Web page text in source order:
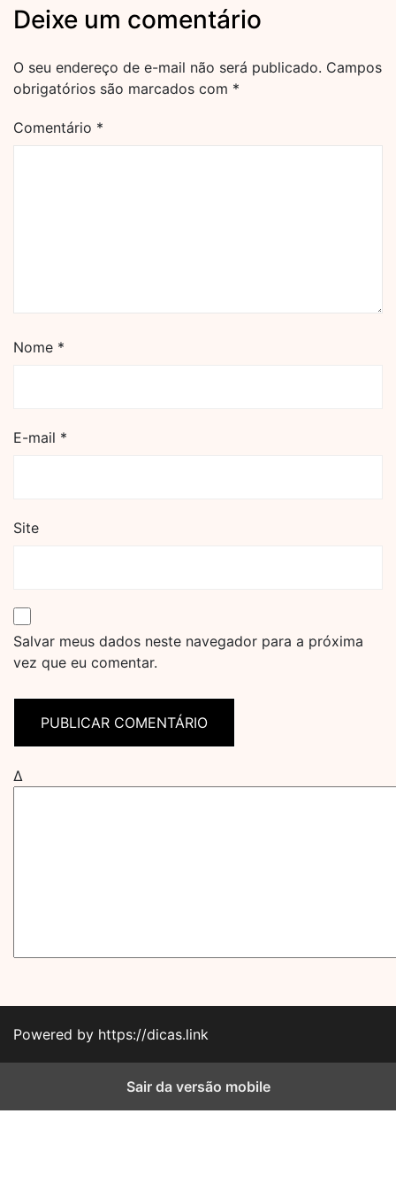
Deixe um comentário
O seu endereço de e-mail não será publicado. Campos
obrigatórios são marcados com *
Comentário *
Nome *
E-mail *
Site
Salvar meus dados neste navegador para a próxima
vez que eu comentar.
Δ
Powered by https://dicas.link
Sair da versão mobile